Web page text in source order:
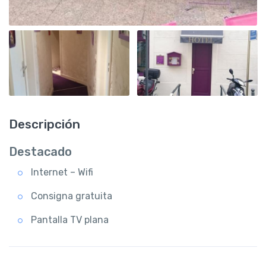
Descripción
Destacado
Internet – Wifi
Consigna gratuita
Pantalla TV plana